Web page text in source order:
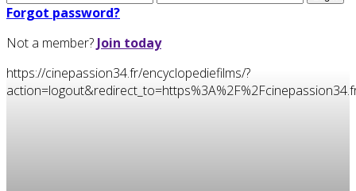
Forgot password?
Not a member? Join today
https://cinepassion34.fr/encyclopediefilms/?